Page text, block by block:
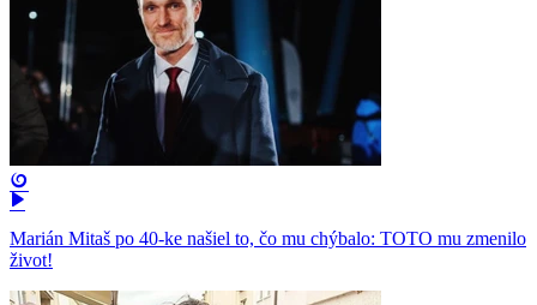
Marián Mitaš po 40-ke našiel to, čo mu chýbalo: TOTO mu zmenilo
život!